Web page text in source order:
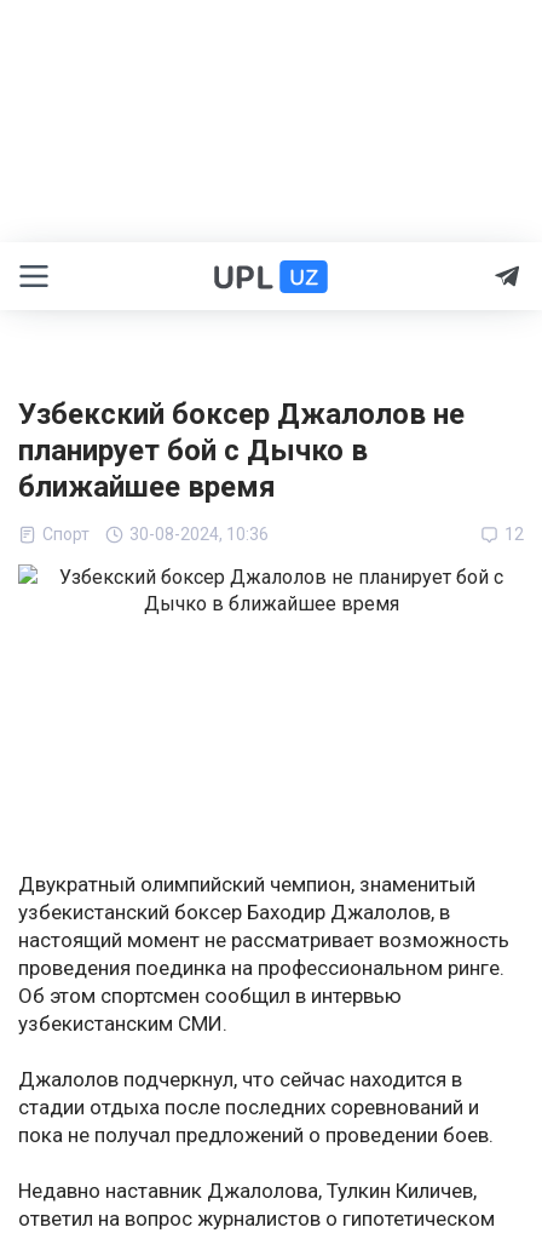
Узбекский боксер Джалолов не
планирует бой с Дычко в
ближайшее время
Спорт 30-08-2024, 10:36 12
Двукратный олимпийский чемпион, знаменитый
узбекистанский боксер Баходир Джалолов, в
настоящий момент не рассматривает возможность
проведения поединка на профессиональном ринге.
Об этом спортсмен сообщил в интервью
узбекистанским СМИ.
Джалолов подчеркнул, что сейчас находится в
стадии отдыха после последних соревнований и
пока не получал предложений о проведении боев.
Недавно наставник Джалолова, Тулкин Киличев,
ответил на вопрос журналистов о гипотетическом